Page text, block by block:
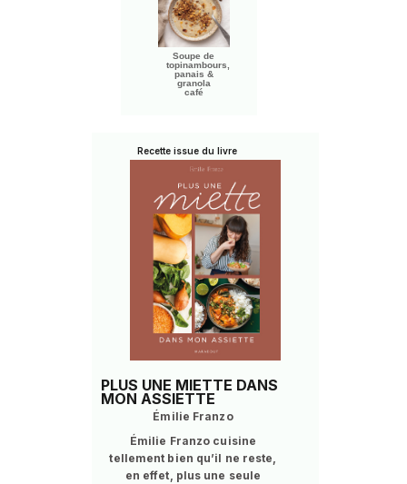
Soupe de
topinambours,
panais &
granola
café
Recette issue du livre
PLUS UNE MIETTE DANS
MON ASSIETTE
Émilie Franzo
Émilie Franzo cuisine
tellement bien qu’il ne reste,
en effet, plus une seule